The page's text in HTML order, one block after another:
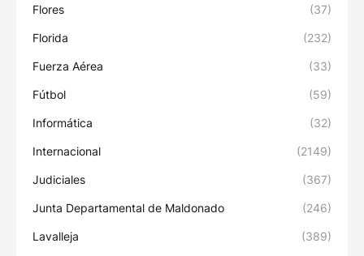
Flores (37)
Florida (232)
Fuerza Aérea (33)
Fútbol (59)
Informática (32)
Internacional (2149)
Judiciales (367)
Junta Departamental de Maldonado (246)
Lavalleja (389)